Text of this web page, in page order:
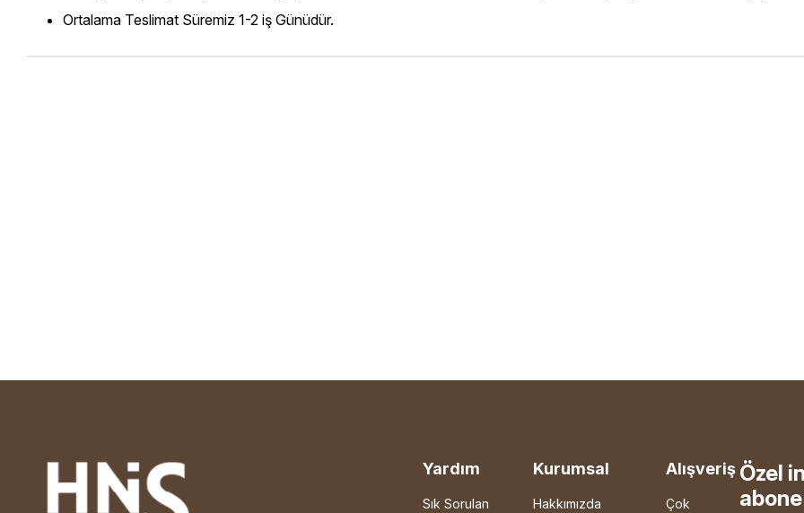
Ortalama Teslimat Süremiz 1-2 iş Günüdür.
Yardım
Sık Sorulan
Kurumsal
Hakkımızda
Alışveriş
Çok
Özel